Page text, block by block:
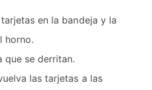
en la bandeja y la
horno.
que se derritan.
las tarjetas a las